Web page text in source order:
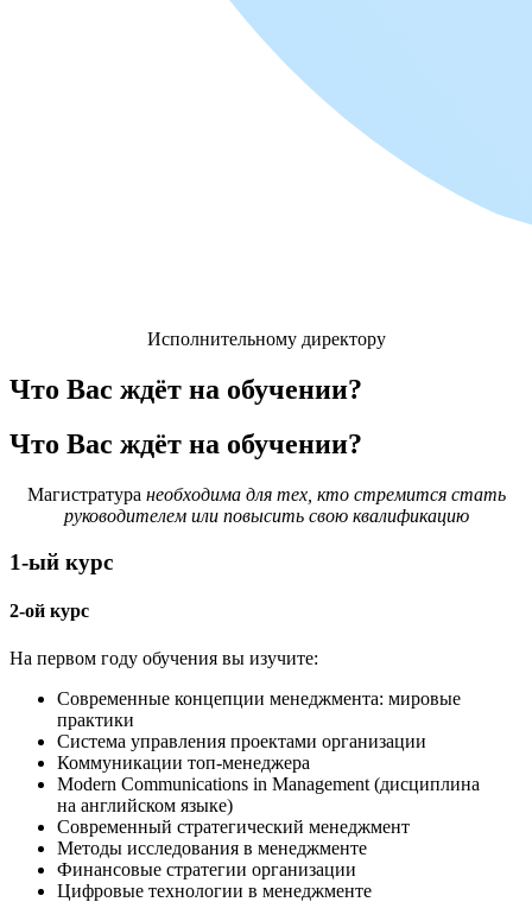
Исполнительному директору
Что Вас ждёт на обучении?
Что Вас ждёт на обучении?
Магистратура необходима для тех, кто стремится стать
руководителем или повысить свою квалификацию
1-ый курс
2-ой курс
На первом году обучения вы изучите:
Современные концепции менеджмента: мировые
практики
Система управления проектами организации
Коммуникации топ-менеджера
Modern Communications in Management (дисциплина
на английском языке)
Современный стратегический менеджмент
Методы исследования в менеджменте
Финансовые стратегии организации
Цифровые технологии в менеджменте